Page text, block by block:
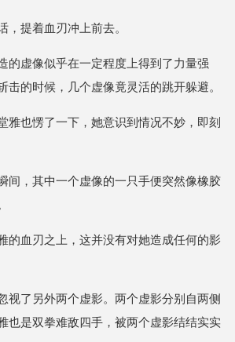
，提着血刃冲上前去。
的虚像似乎在一定程度上得到了力量强
击的时候，几个虚像竟灵活的跳开躲避。
雅也愣了一下，她意识到情况不妙，即刻
间，其中一个虚像的一只手便突然像橡胶
的血刃之上，这并没有对她造成任何的影
视了另外两个虚影。两个虚影分别自两侧
也是双拳难敌四手，被两个虚影结结实实